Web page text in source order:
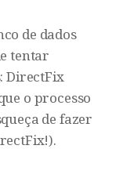
de dados
tentar
DirectFix
o processo
de fazer